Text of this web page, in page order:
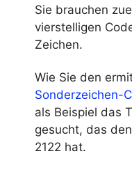
Sie brauchen
vierstelligen
Zeichen.
Wie Sie den
Sonderzeichen-
als Beispiel das
gesucht, das
2122 hat.